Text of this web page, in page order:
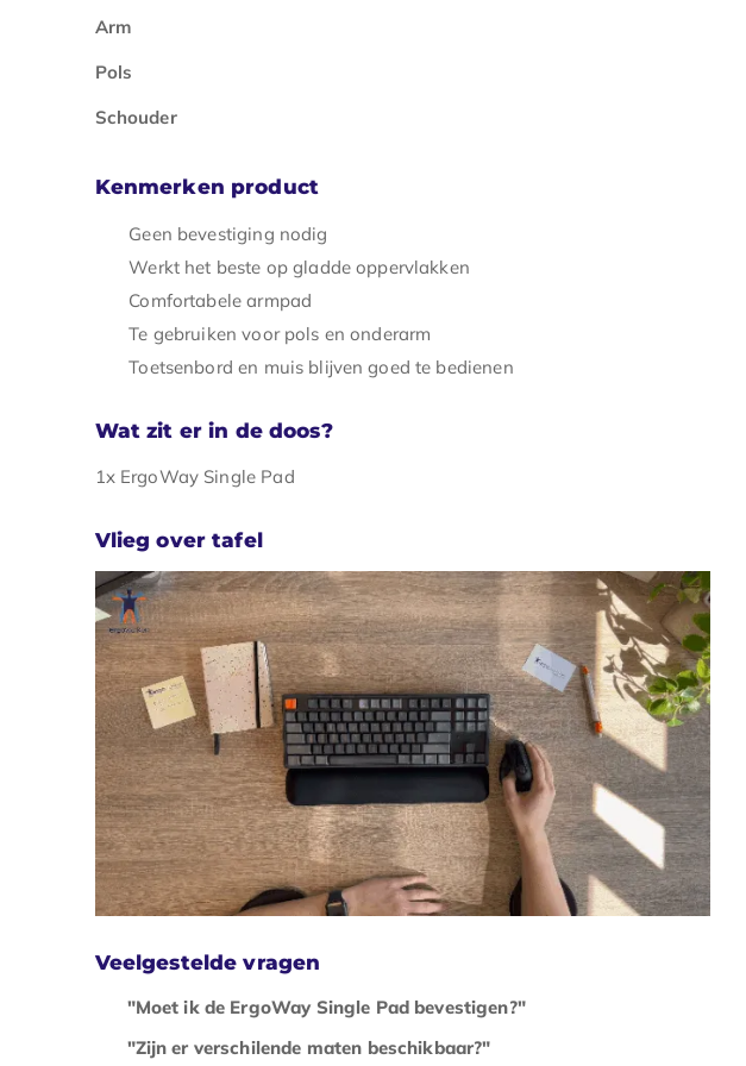
Arm
Pols
Schouder
Kenmerken product
Geen bevestiging nodig
Werkt het beste op gladde oppervlakken
Comfortabele armpad
Te gebruiken voor pols en onderarm
Toetsenbord en muis blijven goed te bedienen
Wat zit er in de doos?
1x ErgoWay Single Pad
Vlieg over tafel
Veelgestelde vragen
"Moet ik de ErgoWay Single Pad bevestigen?"
"Zijn er verschilende maten beschikbaar?"